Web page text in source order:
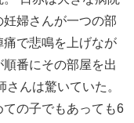
婦さんが一つの部
で悲鳴を上げなが
番にその部屋を出
んは驚いていた。
の子でもあっても6